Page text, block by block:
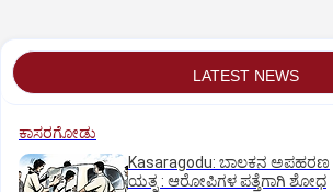
LATEST NEWS
ಕಾಸರಗೋಡು
Kasaragodu: ಬಾಲಕನ ಅಪಹರಣ
ಯತ್ನ : ಆರೋಪಿಗಳ ಪತ್ತೆಗಾಗಿ ಶೋಧ